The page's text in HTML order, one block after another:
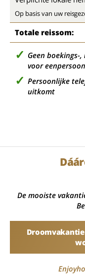
Op basis van uw
Totale reissom:
Geen boekings-
voor
Persoonlijke
uitkomt
De mooiste